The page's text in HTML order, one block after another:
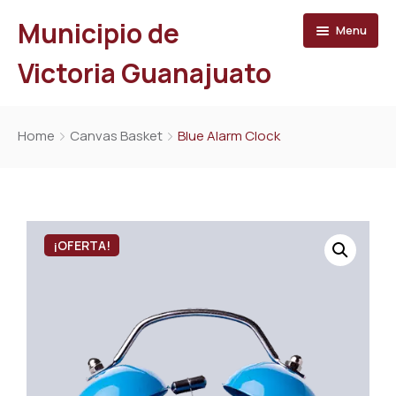
Municipio de
Victoria Guanajuato
Menu
Municipio
Directorio
Transparencia
Home Canvas Basket Blue Alarm Clock
¡OFERTA!